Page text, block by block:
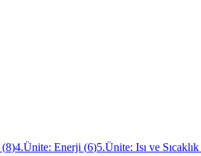
(8)4.Ünite: Enerji (6)5.Ünite: Isı ve Sıcaklık